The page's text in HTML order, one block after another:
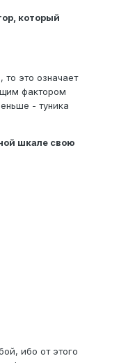
который
то это означает
фактором
- туника
шкале свою
ибо от этого